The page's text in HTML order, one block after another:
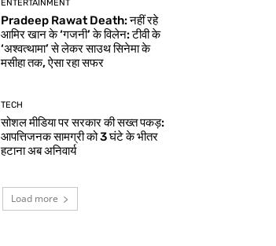
ENTERTAINMENT
Pradeep Rawat Death: नहीं रहे
आमिर खान के ‘गजनी’ के विलेन: टीवी के
‘अश्वत्थामा’ से लेकर साउथ सिनेमा के
मसीहा तक, ऐसा रहा सफर
TECH
सोशल मीडिया पर सरकार की सख्त पकड़:
आपत्तिजनक सामग्री को 3 घंटे के भीतर
हटाना अब अनिवार्य
Load more